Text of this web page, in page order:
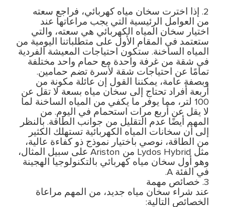
2. إذا اخترت سخان مياه كهربائي، فراجع سعته
من العوامل الرئيسية التي يجب مراعاتها عند
اختيار سخان المياه الكهربائي هي سعته، والتي
ستعتمد في المقام الأول على متطلباتنا اليومية من
المياه الساخنة. ستكون احتياجات المعيشة الفردية
في شقة من غرفة واحدة مع حمام واحد مختلفة
تمامًا عن احتياجات شقة لأسرة تضم حمامين.
وبصفة عامة، يمكننا القول إن عائلة مكونة من
أربعة أفراد تحتاج إلى سخان مياه بسعة لا تقل عن
100 لتر، مما يوفر ما يكفي من المياه الساخنة لما
لا يقل عن أربع مرات استحمام في اليوم. من
المهم أيضًا عدم التقليل من جوانب الطاقة. بالنظر
إلى أن سخانات المياه الكهربائية تستهلك الكثير
من الطاقة، نوصي باختيار نموذج ذو كفاءة عالية،
مثل Lydos Hybrid من Ariston على سبيل المثال،
وهو أول سخان مياه كهربائي بالتكنولوجيا الهجينة
في الفئة A.
3. خصائص مهمة
عند شراء سخان مياه جديد، من المهم مراعاة
الخصائص التالية: